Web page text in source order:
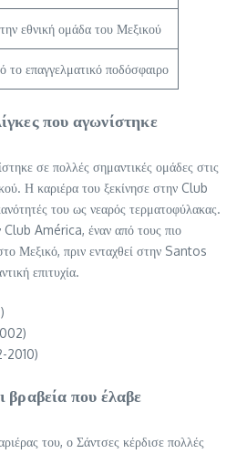
εθνική ομάδα του Μεξικού
το επαγγελματικό ποδόσφαιρο
που αγωνίστηκε
σε πολλές σημαντικές ομάδες στις
Η καριέρα του ξεκίνησε στην Club
του ως νεαρός τερματοφύλακας.
Club América, έναν από τους πιο
Μεξικό, πριν ενταχθεί στην Santos
επιτυχία.
2010)
βραβεία που έλαβε
του, ο Σάντσες κέρδισε πολλές